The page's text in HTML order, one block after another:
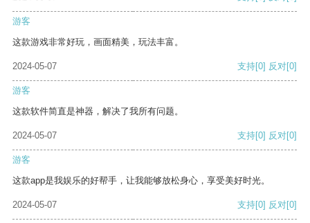
游客
这款游戏非常好玩，画面精美，玩法丰富。
2024-05-07 支持[0] 反对[0]
游客
这款软件简直是神器，解决了我所有问题。
2024-05-07 支持[0] 反对[0]
游客
这款app是我娱乐的好帮手，让我能够放松身心，享受美好时光。
2024-05-07 支持[0] 反对[0]